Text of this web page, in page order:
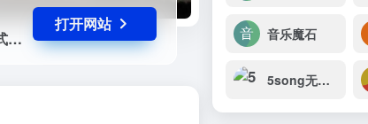
蓝光演唱会资源网官网，蓝光演唱会-高清原盘演唱会下载网站，专注iso和bdmv格式的蓝光Blu-ray Disc音乐会下载，本站有香港，大陆，台湾，日本，欧美演唱会
打开网站 音乐魔石
5song无损音乐网